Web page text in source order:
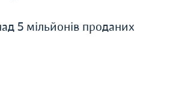
5 мільйонів проданих